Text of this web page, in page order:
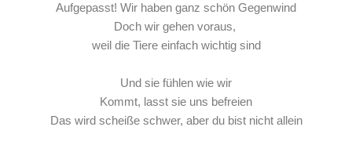
Aufgepasst! Wir haben ganz schön Gegenwind
Doch wir gehen voraus,
weil die Tiere einfach wichtig sind
Und sie fühlen wie wir
Kommt, lasst sie uns befreien
Das wird scheiße schwer, aber du bist nicht allein